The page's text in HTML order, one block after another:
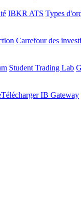
IBKR ATS Types
Carrefour des
Student Trading Lab
Télécharger IB Gateway